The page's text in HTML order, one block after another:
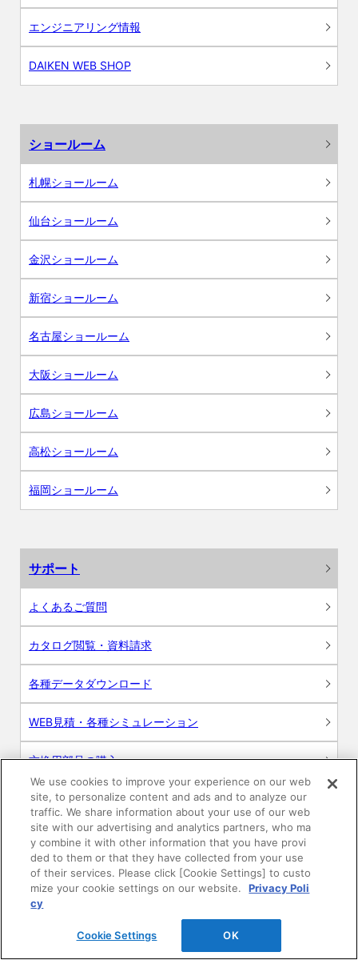
エンジニアリング情報
DAIKEN WEB SHOP
ショールーム
札幌ショールーム
仙台ショールーム
金沢ショールーム
新宿ショールーム
名古屋ショールーム
大阪ショールーム
広島ショールーム
高松ショールーム
福岡ショールーム
サポート
よくあるご質問
カタログ閲覧・資料請求
各種データダウンロード
WEB見積・各種シミュレーション
交換用部品の購入
修理・点検
お問い合わせ
ログイン
建築・設計関係者様向けサイト
We use cookies to improve your experience on our web
site, to personalize content and ads and to analyze our
traffic. We share information about your use of our web
site with our advertising and analytics partners, who ma
y combine it with other information that you have provi
ded to them or that they have collected from your use
of their services. Please click [Cookie Settings] to custo
mize your cookie settings on our website.
Privacy Poli
cy
Cookie Settings OK